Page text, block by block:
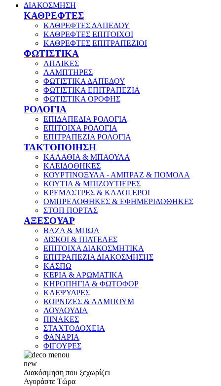
ΔΙΑΚΟΣΜΗΣΗ
ΚΑΘΡΕΦΤΕΣ
ΚΑΘΡΕΦΤΕΣ ΔΑΠΕΔΟΥ
ΚΑΘΡΕΦΤΕΣ ΕΠΙΤΟΙΧΟΙ
ΚΑΘΡΕΦΤΕΣ ΕΠΙΤΡΑΠΕΖΙΟΙ
ΦΩΤΙΣΤΙΚΑ
ΑΠΛΙΚΕΣ
ΛΑΜΠΤΗΡΕΣ
ΦΩΤΙΣΤΙΚΑ ΔΑΠΕΔΟΥ
ΦΩΤΙΣΤΙΚΑ ΕΠΙΤΡΑΠΕΖΙΑ
ΦΩΤΙΣΤΙΚΑ ΟΡΟΦΗΣ
ΡΟΛΟΓΙΑ
ΕΠΙΔΑΠΕΔΙΑ ΡΟΛΟΓΙΑ
ΕΠΙΤΟΙΧΑ ΡΟΛΟΓΙΑ
ΕΠΙΤΡΑΠΕΖΙΑ ΡΟΛΟΓΙΑ
ΤΑΚΤΟΠΟΙΗΣΗ
ΚΑΛΑΘΙΑ & ΜΠΑΟΥΛΑ
ΚΛΕΙΔΟΘΗΚΕΣ
ΚΟΥΡΤΙΝΟΞΥΛΑ - ΑΜΠΡΑΖ & ΠΟΜΟΛΑ
ΚΟΥΤΙΑ & ΜΠΙΖΟΥΤΙΕΡΕΣ
ΚΡΕΜΑΣΤΡΕΣ & ΚΑΛΟΓΕΡΟΙ
ΟΜΠΡΕΛΟΘΗΚΕΣ & ΕΦΗΜΕΡΙΔΟΘΗΚΕΣ
ΣΤΟΠ ΠΟΡΤΑΣ
ΑΞΕΣΟΥΑΡ
ΒΑΖΑ & ΜΠΩΛ
ΔΙΣΚΟΙ & ΠΙΑΤΕΛΕΣ
ΕΠΙΤΟΙΧΑ ΔΙΑΚΟΣΜΗΤΙΚΑ
ΕΠΙΤΡΑΠΕΖΙΑ ΔΙΑΚΟΣΜΗΣΗΣ
ΚΑΣΠΩ
ΚΕΡΙΑ & ΑΡΩΜΑΤΙΚΑ
ΚΗΡΟΠΗΓΙΑ & ΦΩΤΟΦΟΡ
ΚΛΕΨΥΔΡΕΣ
ΚΟΡΝΙΖΕΣ & ΑΛΜΠΟΥΜ
ΛΟΥΛΟΥΔΙΑ
ΠΙΝΑΚΕΣ
ΣΤΑΧΤΟΔΟΧΕΙΑ
ΦΑΝΑΡΙΑ
ΦΙΓΟΥΡΕΣ
new
Διακόσμηση που ξεχωρίζει
Αγοράστε Τώρα